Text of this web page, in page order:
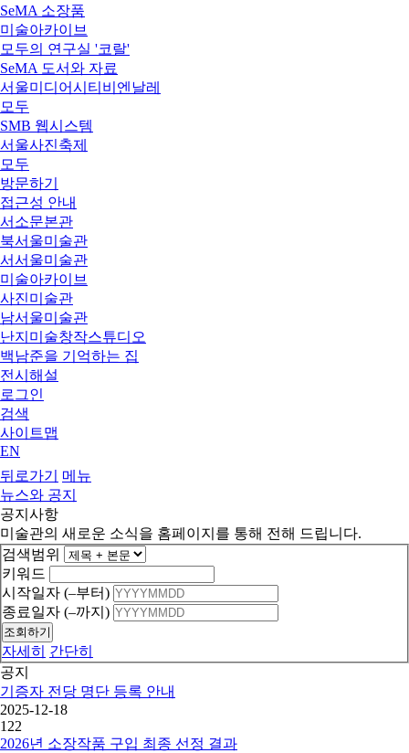
SeMA 소장품
미술아카이브
모두의 연구실 '코랄'
SeMA 도서와 자료
서울미디어시티비엔날레
모두
SMB 웹시스템
서울사진축제
모두
방문하기
접근성 안내
서소문본관
북서울미술관
서서울미술관
미술아카이브
사진미술관
남서울미술관
난지미술창작스튜디오
백남준을 기억하는 집
전시해설
로그인
검색
사이트맵
EN
뒤로가기
메뉴
뉴스와 공지
공지사항
미술관의 새로운 소식을 홈페이지를 통해 전해 드립니다.
검색범위
키워드
시작일자 (–부터)
종료일자 (–까지)
조회하기
자세히 간단히
공지
기증자 전당 명단 등록 안내
2025-12-18
122
2026년 소장작품 구입 최종 선정 결과